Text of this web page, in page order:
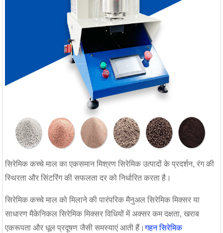
सिरेमिक कच्चे माल का एकसमान मिश्रण सिरेमिक उत्पादों के प्रदर्शन, रंग की
स्थिरता और सिंटरिंग की सफलता दर को निर्धारित करता है।
सिरेमिक कच्चे माल को मिलाने की पारंपरिक मैनुअल सिरेमिक मिक्सर या
साधारण मैकेनिकल सिरेमिक मिक्सर विधियों में अक्सर कम दक्षता, खराब
एकरूपता और धूल प्रदूषण जैसी समस्याएं आती हैं।गहन सिरेमिक